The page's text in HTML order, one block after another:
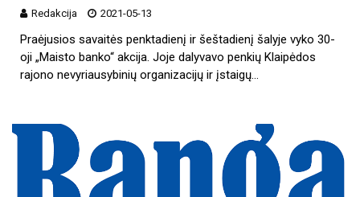
Redakcija 2021-05-13
Praėjusios savaitės penktadienį ir šeštadienį šalyje vyko 30-
oji „Maisto banko“ akcija. Joje dalyvavo penkių Klaipėdos
rajono nevyriausybinių organizacijų ir įstaigų…